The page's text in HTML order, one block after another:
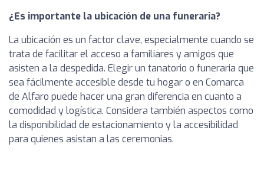
¿Es importante la ubicación de una funeraria?
La ubicación es un factor clave, especialmente cuando se
trata de facilitar el acceso a familiares y amigos que
asisten a la despedida. Elegir un tanatorio o funeraria que
sea fácilmente accesible desde tu hogar o en Comarca
de Alfaro puede hacer una gran diferencia en cuanto a
comodidad y logística. Considera también aspectos como
la disponibilidad de estacionamiento y la accesibilidad
para quienes asistan a las ceremonias.